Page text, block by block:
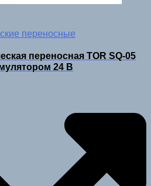
переносные
переносная TOR SQ-05
24 В